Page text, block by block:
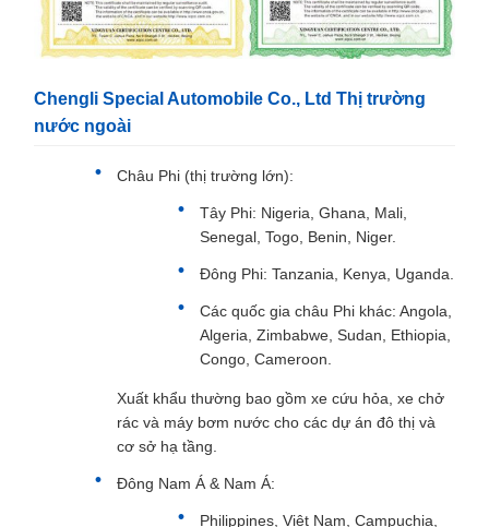
Chengli Special Automobile Co., Ltd Thị trường
nước ngoài
Châu Phi (thị trường lớn):
Tây Phi: Nigeria, Ghana, Mali,
Senegal, Togo, Benin, Niger.
Đông Phi: Tanzania, Kenya, Uganda.
Các quốc gia châu Phi khác: Angola,
Algeria, Zimbabwe, Sudan, Ethiopia,
Congo, Cameroon.
Xuất khẩu thường bao gồm xe cứu hỏa, xe chở
rác và máy bơm nước cho các dự án đô thị và
cơ sở hạ tầng.
Đông Nam Á & Nam Á:
Philippines, Việt Nam, Campuchia,